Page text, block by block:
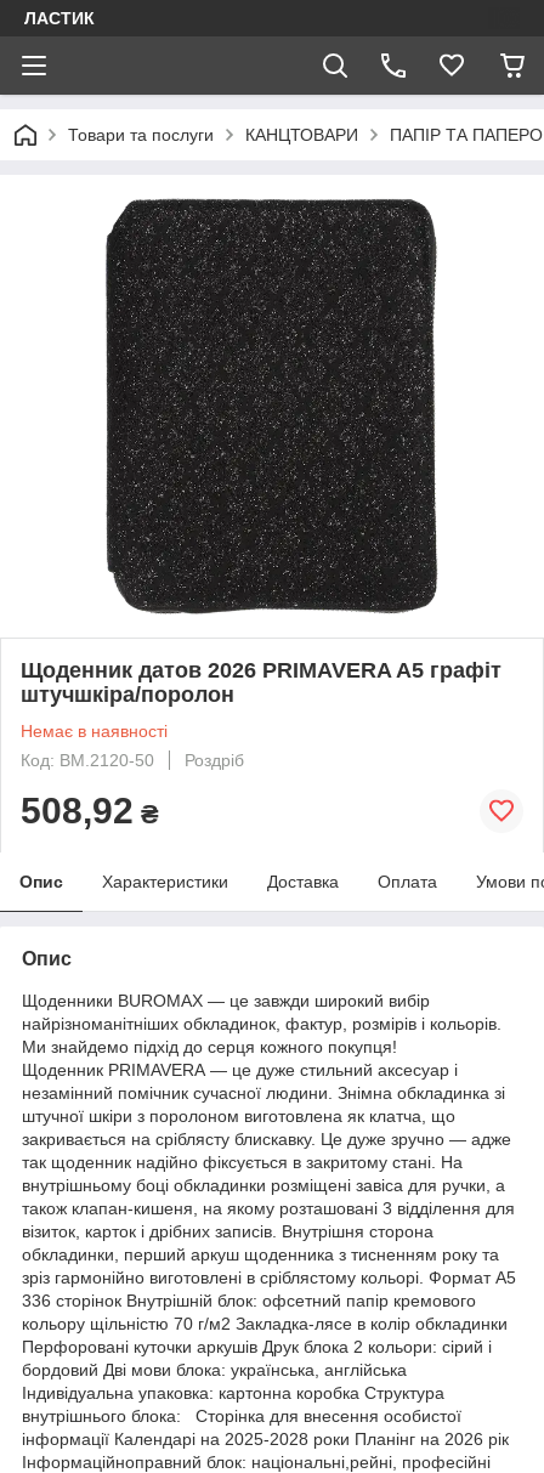
ЛАСТИК
Товари та послуги КАНЦТОВАРИ ПАПІР ТА
Щоденник датов 2026 PRIMAVERA A5 графіт
штучшкіра/поролон
Немає в наявності
Код: BM.2120-50
Роздріб
508,92 ₴
Опис Характеристики Доставка Оплата Умови
Опис
Щоденники BUROMAX — це завжди широкий вибір
найрізноманітніших обкладинок, фактур, розмірів і кольорів.
Ми знайдемо підхід до серця кожного покупця!
Щоденник PRIMAVERA — це дуже стильний аксесуар і
незамінний помічник сучасної людини. Знімна обкладинка зі
штучної шкіри з поролоном виготовлена як клатча, що
закривається на сріблясту блискавку. Це дуже зручно — адже
так щоденник надійно фіксується в закритому стані. На
внутрішньому боці обкладинки розміщені завіса для ручки, а
також клапан-кишеня, на якому розташовані 3 відділення для
візиток, карток і дрібних записів. Внутрішня сторона
обкладинки, перший аркуш щоденника з тисненням року та
зріз гармонійно виготовлені в сріблястому кольорі. Формат А5
336 сторінок Внутрішній блок: офсетний папір кремового
кольору щільністю 70 г/м2 Закладка-лясе в колір обкладинки
Перфоровані куточки аркушів Друк блока 2 кольори: сірий і
бордовий Дві мови блока: українська, англійська
Індивідуальна упаковка: картонна коробка Структура
внутрішнього блока: Сторінка для внесення особистої
інформації Календарі на 2025-2028 роки Планінг на 2026 рік
Інформаційноправний блок: національні,рейні, професійні